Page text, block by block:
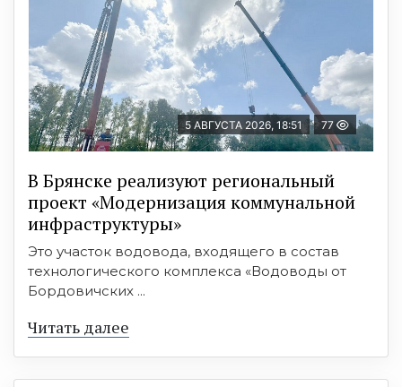
5 АВГУСТА 2026, 18:51 77
В Брянске реализуют региональный
проект «Модернизация коммунальной
инфраструктуры»
Это участок водовода, входящего в состав
технологического комплекса «Водоводы от
Бордовичских ...
Читать далее